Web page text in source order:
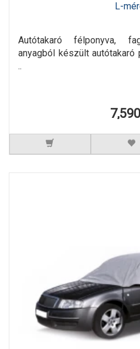
L-
Autótakaró félponyva,
anyagból készült autótakaró
..